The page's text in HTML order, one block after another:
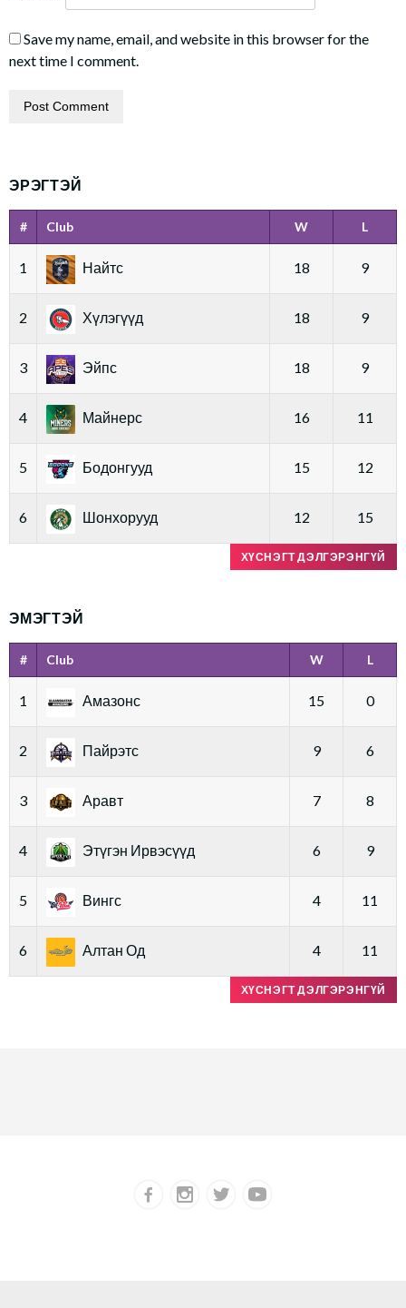
Save my name, email, and website in this browser for the
next time I comment.
ЭРЭГТЭЙ
# Club W L
1 Найтс 18 9
2 Хүлэгүүд 18 9
3 Эйпс 18 9
4 Майнерс 16 11
5 Бодонгууд 15 12
6 Шонхорууд 12 15
ХҮСНЭГТ ДЭЛГЭРЭНГҮЙ
ЭМЭГТЭЙ
# Club W L
1 Амазонс 15 0
2 Пайрэтс 9 6
3 Аравт 7 8
4 Этүгэн Ирвэсүүд 6 9
5 Вингс 4 11
6 Алтан Од 4 11
ХҮСНЭГТ ДЭЛГЭРЭНГҮЙ